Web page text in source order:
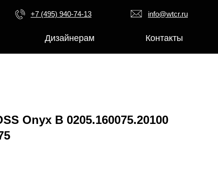
+7 (495) 940-74-13 info@wtcr.ru
Дизайнерам Контакты
Onyx B 0205.160075.20100